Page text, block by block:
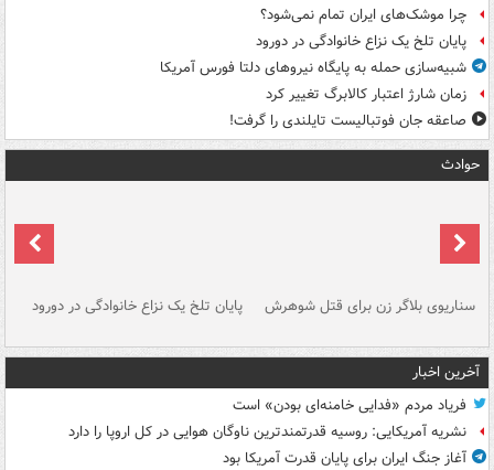
چرا موشک‌های ایران تمام نمی‌شود؟
پایان تلخ یک نزاع خانوادگی در دورود
شبیه‌سازی حمله به پایگاه نیروهای دلتا فورس آمریکا
زمان شارژ اعتبار کالابرگ تغییر کرد
صاعقه جان فوتبالیست تایلندی را گرفت!
حوادث
سناریوی بلاگر زن برای قتل شوهرش پایان تلخ یک نزاع خانوادگی در دورود
آخرین اخبار
فریاد مردم «فدایی خامنه‌ای بودن» است
نشریه آمریکایی: روسیه قدرتمندترین ناوگان هوایی در کل اروپا را دارد
آغاز جنگ ایران برای پایان قدرت آمریکا بود